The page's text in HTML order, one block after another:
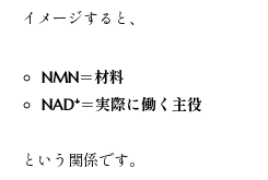
イメージすると、
NMN＝材料
NAD⁺＝実際に働く主役
という関係です。